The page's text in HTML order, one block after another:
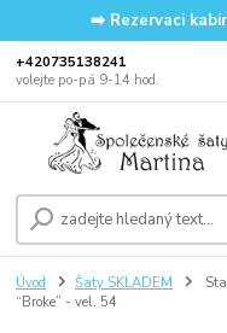
➡️ Rezervaci
‭+420735138241
volejte po-pá 9-14 hod.
Úvod Šaty SKLADEM
“Broke” - vel. 54